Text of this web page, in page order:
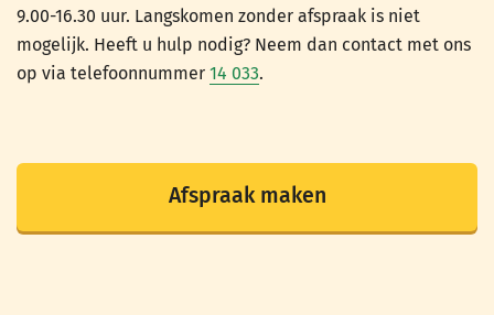
9.00-16.30 uur. Langskomen zonder afspraak is niet
mogelijk. Heeft u hulp nodig? Neem dan contact met ons
op via telefoonnummer 14 033.
Afspraak maken